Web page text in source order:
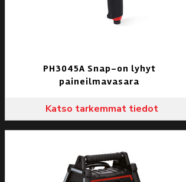
PH3045A Snap-on lyhyt
paineilmavasara
Katso tarkemmat tiedot